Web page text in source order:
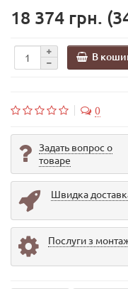
18 374 грн.
В
0
Задать вопрос о
товаре
Швидка
Послуги з